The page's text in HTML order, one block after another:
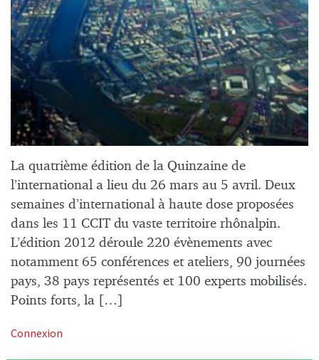
La quatrième édition de la Quinzaine de
l’international a lieu du 26 mars au 5 avril. Deux
semaines d’international à haute dose proposées
dans les 11 CCIT du vaste territoire rhônalpin.
L’édition 2012 déroule 220 évènements avec
notamment 65 conférences et ateliers, 90 journées
pays, 38 pays représentés et 100 experts mobilisés.
Points forts, la […]
Connexion